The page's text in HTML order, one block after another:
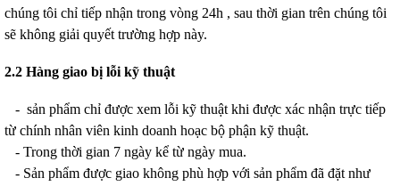
chúng tôi chỉ tiếp nhận trong vòng 24h , sau thời gian trên chúng tôi
sẽ không giải quyết trường hợp này.
2.2 Hàng giao bị lỗi kỹ thuật
- sản phẩm chỉ được xem lỗi kỹ thuật khi được xác nhận trực tiếp
từ chính nhân viên kinh doanh hoạc bộ phận kỹ thuật.
- Trong thời gian 7 ngày kể từ ngày mua.
- Sản phẩm được giao không phù hợp với sản phẩm đã đặt như